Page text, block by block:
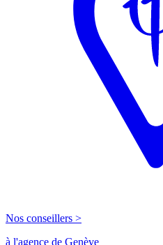
Nos conseillers >
à l'agence de Genève